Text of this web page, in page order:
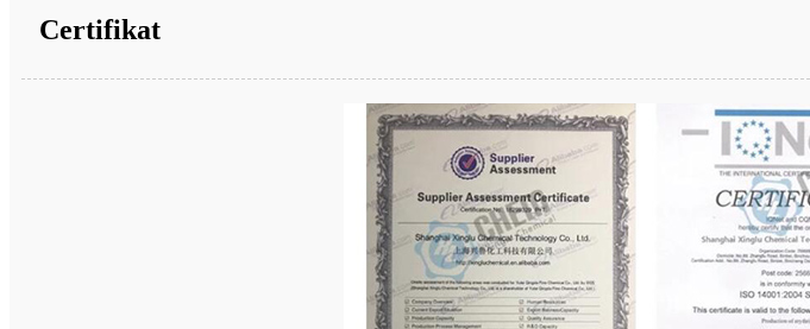
Certifikat